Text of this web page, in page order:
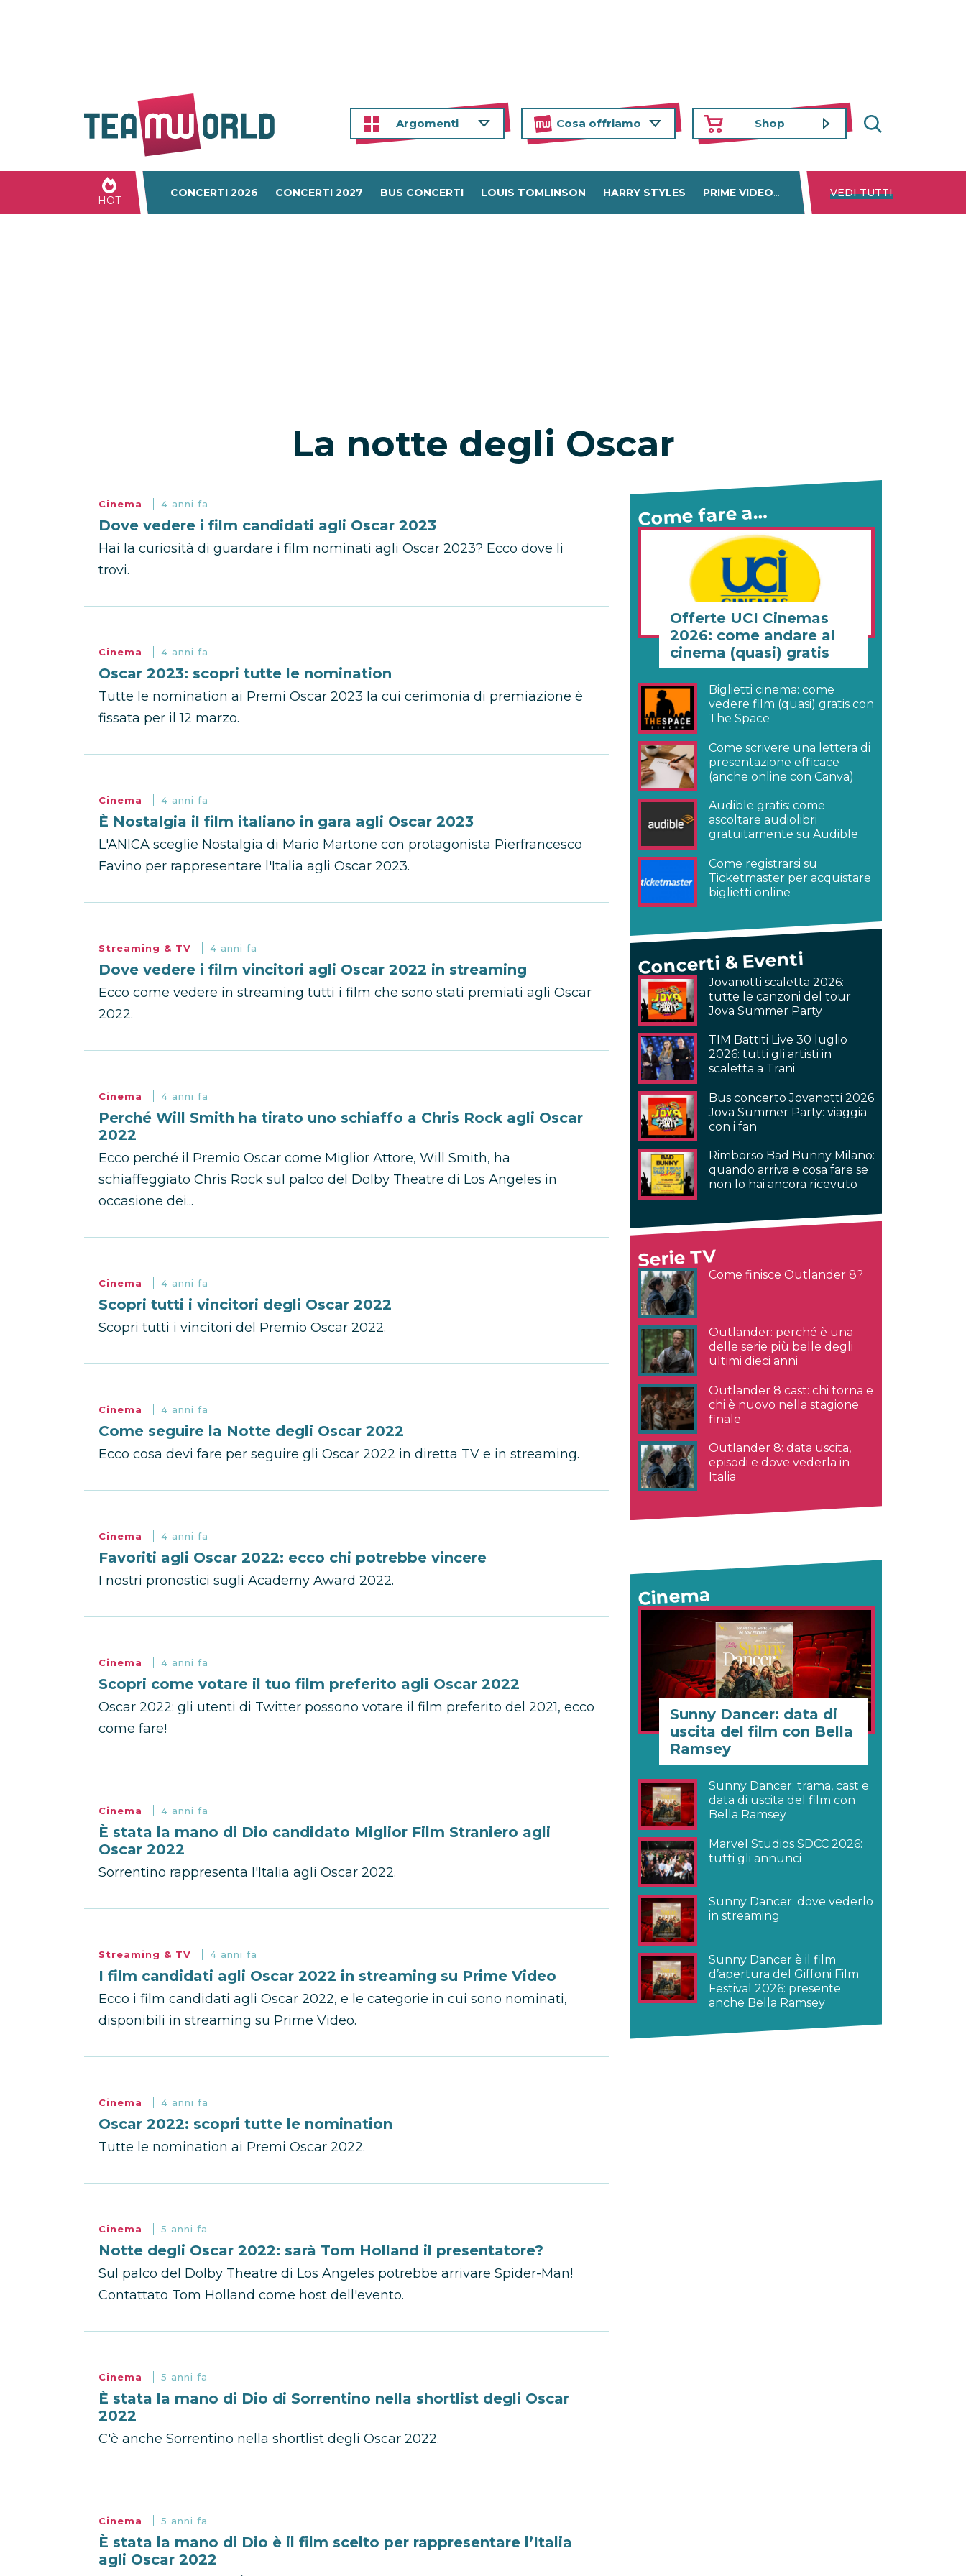
Argomenti Cosa offriamo Shop
HOT
CONCERTI 2026 CONCERTI 2027 BUS CONCERTI LOUIS TOMLINSON HARRY STYLES PRIME VIDEO DISNEY+ NETFLIX
VEDI TUTTI
La notte degli Oscar
Cinema 4 anni fa
Dove vedere i film candidati agli Oscar 2023
Hai la curiosità di guardare i film nominati agli Oscar 2023? Ecco dove li
trovi.
Cinema 4 anni fa
Oscar 2023: scopri tutte le nomination
Tutte le nomination ai Premi Oscar 2023 la cui cerimonia di premiazione è
fissata per il 12 marzo.
Cinema 4 anni fa
È Nostalgia il film italiano in gara agli Oscar 2023
L'ANICA sceglie Nostalgia di Mario Martone con protagonista Pierfrancesco
Favino per rappresentare l'Italia agli Oscar 2023.
Streaming & TV 4 anni fa
Dove vedere i film vincitori agli Oscar 2022 in streaming
Ecco come vedere in streaming tutti i film che sono stati premiati agli Oscar
2022.
Cinema 4 anni fa
Perché Will Smith ha tirato uno schiaffo a Chris Rock agli Oscar
2022
Ecco perché il Premio Oscar come Miglior Attore, Will Smith, ha
schiaffeggiato Chris Rock sul palco del Dolby Theatre di Los Angeles in
occasione dei...
Cinema 4 anni fa
Scopri tutti i vincitori degli Oscar 2022
Scopri tutti i vincitori del Premio Oscar 2022.
Cinema 4 anni fa
Come seguire la Notte degli Oscar 2022
Ecco cosa devi fare per seguire gli Oscar 2022 in diretta TV e in streaming.
Cinema 4 anni fa
Favoriti agli Oscar 2022: ecco chi potrebbe vincere
I nostri pronostici sugli Academy Award 2022.
Cinema 4 anni fa
Scopri come votare il tuo film preferito agli Oscar 2022
Oscar 2022: gli utenti di Twitter possono votare il film preferito del 2021, ecco
come fare!
Cinema 4 anni fa
È stata la mano di Dio candidato Miglior Film Straniero agli
Oscar 2022
Sorrentino rappresenta l'Italia agli Oscar 2022.
Streaming & TV 4 anni fa
I film candidati agli Oscar 2022 in streaming su Prime Video
Ecco i film candidati agli Oscar 2022, e le categorie in cui sono nominati,
disponibili in streaming su Prime Video.
Cinema 4 anni fa
Oscar 2022: scopri tutte le nomination
Tutte le nomination ai Premi Oscar 2022.
Cinema 5 anni fa
Notte degli Oscar 2022: sarà Tom Holland il presentatore?
Sul palco del Dolby Theatre di Los Angeles potrebbe arrivare Spider-Man!
Contattato Tom Holland come host dell'evento.
Cinema 5 anni fa
È stata la mano di Dio di Sorrentino nella shortlist degli Oscar
2022
C'è anche Sorrentino nella shortlist degli Oscar 2022.
Cinema 5 anni fa
È stata la mano di Dio è il film scelto per rappresentare l’Italia
agli Oscar 2022
Come fare a…
Offerte UCI Cinemas
2026: come andare al
cinema (quasi) gratis
Biglietti cinema: come
vedere film (quasi) gratis con
The Space
Come scrivere una lettera di
presentazione efficace
(anche online con Canva)
Audible gratis: come
ascoltare audiolibri
gratuitamente su Audible
Come registrarsi su
Ticketmaster per acquistare
biglietti online
Concerti & Eventi
Jovanotti scaletta 2026:
tutte le canzoni del tour
Jova Summer Party
TIM Battiti Live 30 luglio
2026: tutti gli artisti in
scaletta a Trani
Bus concerto Jovanotti 2026
Jova Summer Party: viaggia
con i fan
Rimborso Bad Bunny Milano:
quando arriva e cosa fare se
non lo hai ancora ricevuto
Serie TV
Come finisce Outlander 8?
Outlander: perché è una
delle serie più belle degli
ultimi dieci anni
Outlander 8 cast: chi torna e
chi è nuovo nella stagione
finale
Outlander 8: data uscita,
episodi e dove vederla in
Italia
Cinema
Sunny Dancer: data di
uscita del film con Bella
Ramsey
Sunny Dancer: trama, cast e
data di uscita del film con
Bella Ramsey
Marvel Studios SDCC 2026:
tutti gli annunci
Sunny Dancer: dove vederlo
in streaming
Sunny Dancer è il film
d’apertura del Giffoni Film
Festival 2026: presente
anche Bella Ramsey